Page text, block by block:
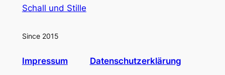
Schall und Stille
Since 2015
Impressum Datenschutzerklärung